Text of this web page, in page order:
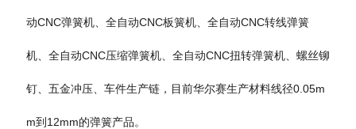
动CNC弹簧机、全自动CNC板簧机、全自动CNC转线弹簧
机、全自动CNC压缩弹簧机、全自动CNC扭转弹簧机、螺丝铆
钉、五金冲压、车件生产链，目前华尔赛生产材料线径0.05m
m到12mm的弹簧产品。